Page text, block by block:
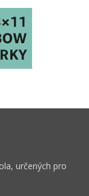
určených pro